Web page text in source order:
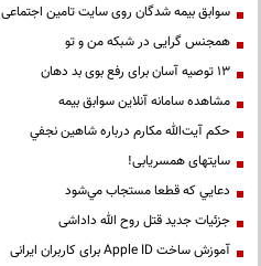
سوابق بیمه شدگان روی سایت تامین اجتماعی
همجنس گرایی در شبکه من و تو
13 توصیه آسان برای رفع بوی بد دهان
مشاهده سامانه آنلاين سوابق بیمه
حكم آيت‌الله مكارم درباره شاهين نجفي
سایتهای همسریابی!
دعايي كه قطعا مستجاب مي‌شود
جزئیات جدید قتل روح الله داداشی
آموزش ساخت Apple ID برای کاربران ایرانی